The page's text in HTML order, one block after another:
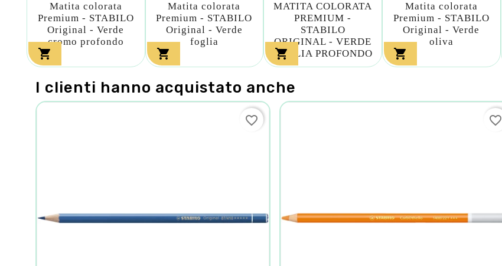
Matita colorata
Premium - STABILO
Original - Verde
cromo profondo

Matita colorata
Premium - STABILO
Original - Verde
foglia

MATITA COLORATA
PREMIUM -
STABILO
ORIGINAL - VERDE
FOGLIA PROFONDO

Matita colorata
Premium - STABILO
Original - Verde
oliva

I clienti hanno acquistato anche
favorite_border favorite_border